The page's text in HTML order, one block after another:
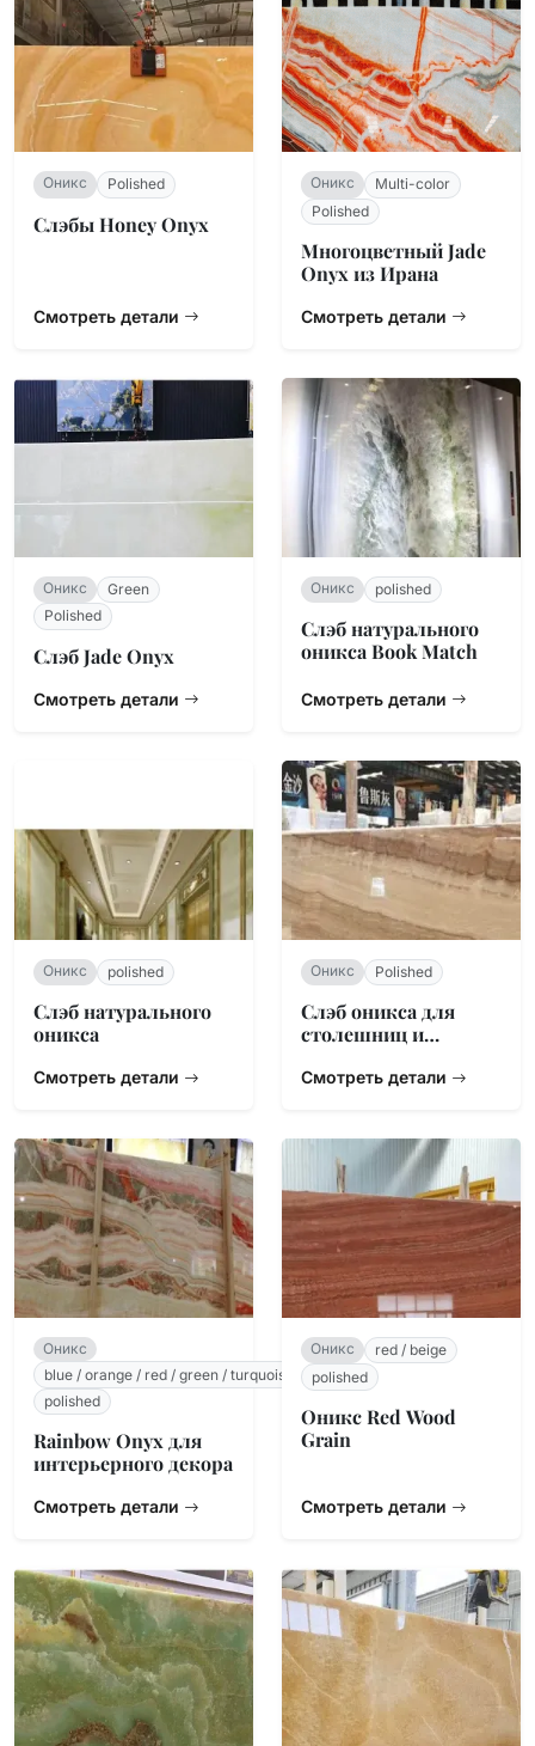
Оникс Polished
Слэбы Honey Onyx
Смотреть детали
Оникс
Multi-color
Polished
Многоцветный Jade
Onyx из Ирана
Смотреть детали
Оникс
Green
Polished
Слэб Jade Onyx
Смотреть детали
Оникс polished
Слэб натурального
оникса Book Match
Смотреть детали
Оникс polished
Слэб натурального
оникса
Смотреть детали
Оникс Polished
Слэб оникса для
столешниц и
Смотреть детали
Оникс
blue / orange / red / green / turquoise / white / beige
polished
Rainbow Onyx для
интерьерного декора
Смотреть детали
Оникс
red / beige
polished
Оникс Red Wood
Grain
Смотреть детали